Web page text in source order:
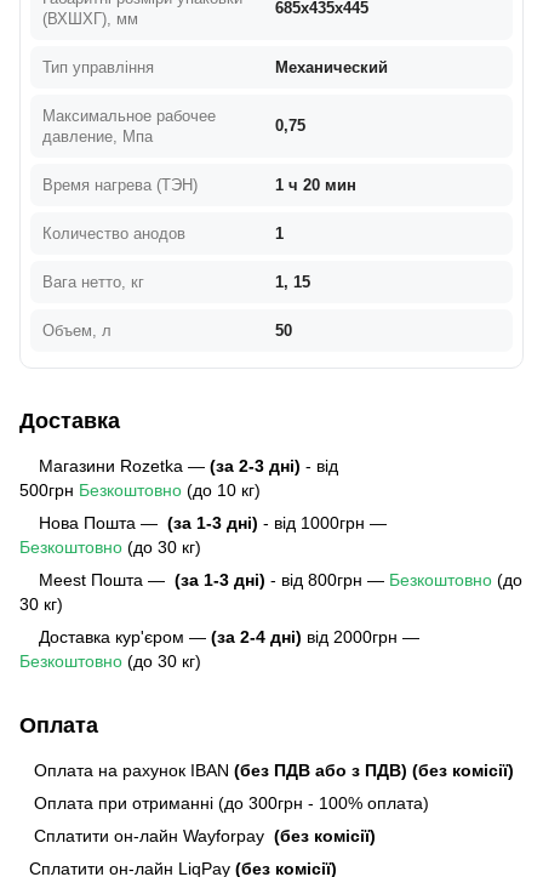
(ВХШХГ), мм
685х435х445
Тип управління Механический
Максимальное рабочее
давление, Мпа
0,75
Время нагрева (ТЭН) 1 ч 20 мин
Количество анодов 1
Вага нетто, кг 1, 15
Объем, л 50
Доставка
Магазини Rozetka — (за 2-3 дні) - від
500грн Безкоштовно (до 10 кг)
Нова Пошта — (за 1-3 дні) - від 1000грн —
Безкоштовно (до 30 кг)
Meest Пошта — (за 1-3 дні) - від 800грн — Безкоштовно (до
30 кг)
Доставка кур'єром — (за 2-4 дні) від 2000грн —
Безкоштовно (до 30 кг)
Оплата
Оплата на рахунок IBAN (без ПДВ або з ПДВ) (без комісії)
Оплата при отриманні (до 300грн - 100% оплата)
Сплатити он-лайн Wayforpay (без комісії)
Сплатити он-лайн LiqPay (без комісії)